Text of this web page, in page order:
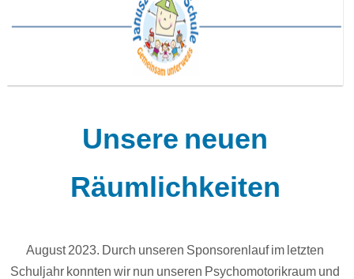
Unsere neuen
Räumlichkeiten
August 2023. Durch unseren Sponsorenlauf im letzten
Schuljahr konnten wir nun unseren Psychomotorikraum und